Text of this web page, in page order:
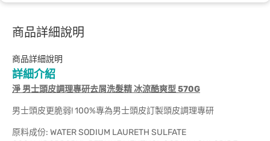
商品詳細說明
商品詳細說明
詳細介紹
淨 男士頭皮調理專研去屑洗髮精 冰涼酷爽型 570G
男士頭皮更脆弱! 100%專為男士頭皮訂製頭皮調理專研
原料成份: WATER SODIUM LAURETH SULFATE